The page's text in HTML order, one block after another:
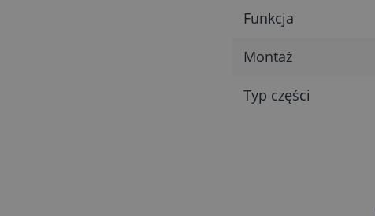
Funkcja
Montaż
Typ części